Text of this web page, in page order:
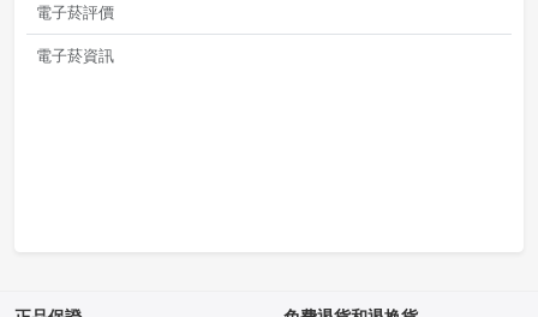
電子菸評價
電子菸資訊